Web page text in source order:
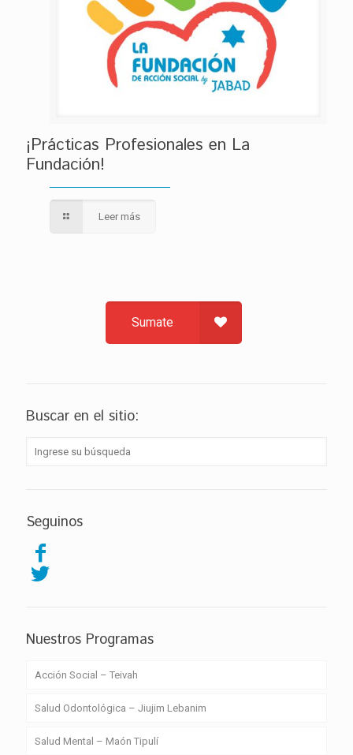
¡Prácticas Profesionales en La
Fundación!
Leer más
Sumate
Buscar en el sitio:
Seguinos
Nuestros Programas
Acción Social – Teivah
Salud Odontológica – Jiujim Lebanim
Salud Mental – Maón Tipulí